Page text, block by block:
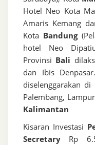
Hotel Neo Kota
Amaris Kemang
Kota Bandung
hotel Neo
Provinsi Bali
dan Ibis
diselenggarakan
Palembang,
Kalimantan
Kisaran Investasi
Secretary
Rp